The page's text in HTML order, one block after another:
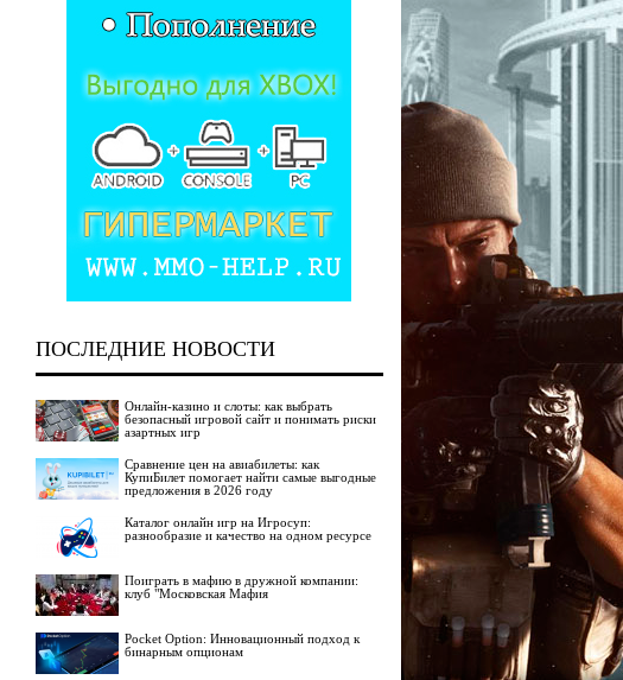
ПОСЛЕДНИЕ НОВОСТИ
Онлайн-казино и слоты: как выбрать
безопасный игровой сайт и понимать риски
азартных игр
Сравнение цен на авиабилеты: как
КупиБилет помогает найти самые выгодные
предложения в 2026 году
Каталог онлайн игр на Игросуп:
разнообразие и качество на одном ресурсе
Поиграть в мафию в дружной компании:
клуб "Московская Мафия
Pocket Option: Инновационный подход к
бинарным опционам